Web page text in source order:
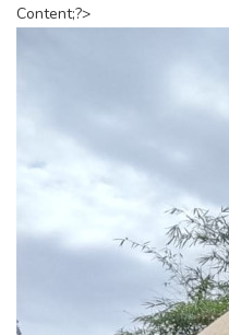
Content;?>